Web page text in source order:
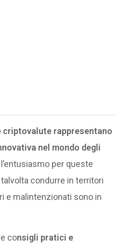
criptovalute rappresentano
nel mondo degli
per queste
condurre in territori
e malintenzionati sono in
consigli pratici e